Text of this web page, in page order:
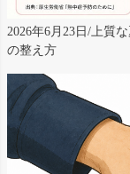
2026年6月23日/上質
の整え方